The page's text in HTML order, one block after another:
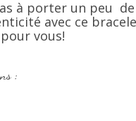
à porter un peu de
avec ce
vous!
: